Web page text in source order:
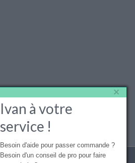
×
Ivan à votre
service !
Besoin d'aide pour passer commande ?
Besoin d'un conseil de pro pour faire